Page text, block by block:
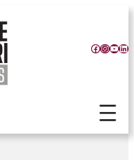
Facebook